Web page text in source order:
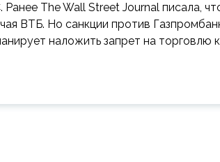
The Wall Street Journal писала,
ВТБ. Но санкции против
наложить запрет на торговлю